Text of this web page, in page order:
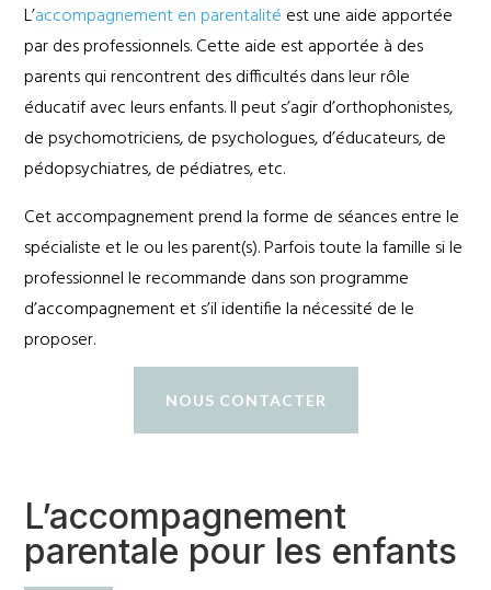
L’accompagnement en parentalité est une aide apportée
par des professionnels. Cette aide est apportée à des
parents qui rencontrent des difficultés dans leur rôle
éducatif avec leurs enfants. Il peut s’agir d’orthophonistes,
de psychomotriciens, de psychologues, d’éducateurs, de
pédopsychiatres, de pédiatres, etc.
Cet accompagnement prend la forme de séances entre le
spécialiste et le ou les parent(s). Parfois toute la famille si le
professionnel le recommande dans son programme
d’accompagnement et s’il identifie la nécessité de le
proposer.
NOUS CONTACTER
L’accompagnement
parentale pour les enfants